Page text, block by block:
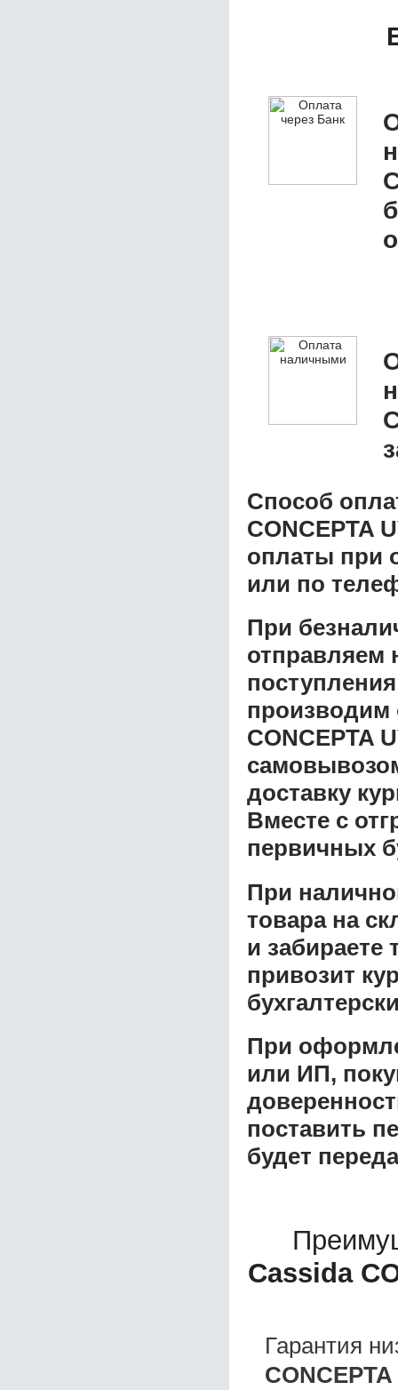
Способ
CONCEPTA
оплаты при
или по
При
отправляем
производим
CONCEPTA
доставку
Вместе с
первичных
При
товара на
и забираете
привозит
При
или ИП,
поставить
будет
Cassida
Гарантия